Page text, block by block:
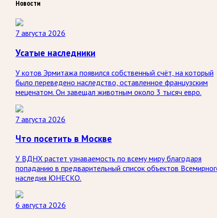
Новости
7 августа 2026
Усатые наследники
У котов Эрмитажа появился собственный счёт, на который
было переведено наследство, оставленное французским
меценатом. Он завещал животным около 3 тысяч евро.
7 августа 2026
Что посетить в Москве
У ВДНХ растет узнаваемость по всему миру благодаря
попаданию в предварительный список объектов
наследия ЮНЕСКО.
6 августа 2026